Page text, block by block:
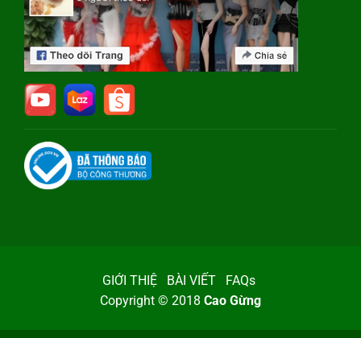
GIỚI THIỆ BÀI VIẾT
FAQs
Copyright © 2018 Cao Gừng